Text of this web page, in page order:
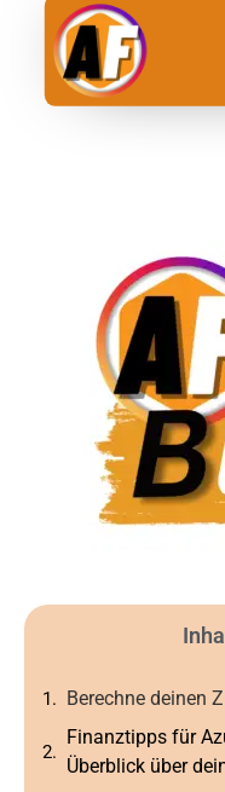
Berechne deinen
Finanztipps für
Überblick über